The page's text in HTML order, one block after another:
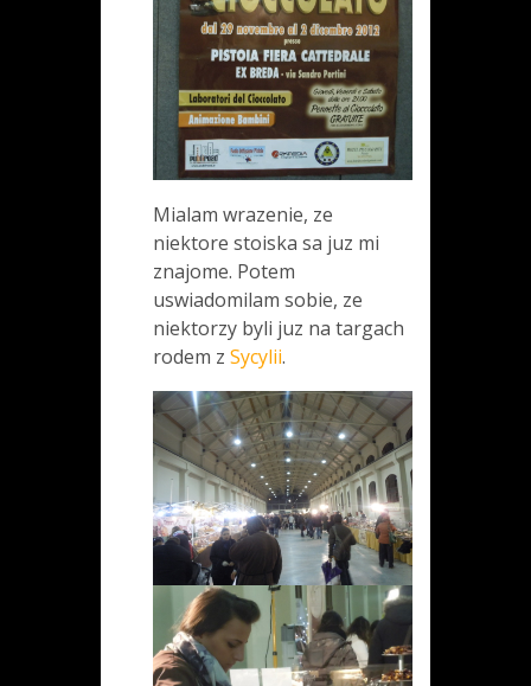
Mialam wrazenie, ze
niektore stoiska sa juz mi
znajome. Potem
uswiadomilam sobie, ze
niektorzy byli juz na targach
rodem z Sycylii.